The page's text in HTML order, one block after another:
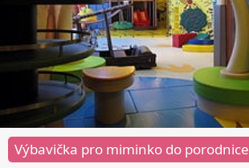
Výbavička pro miminko do porodnice